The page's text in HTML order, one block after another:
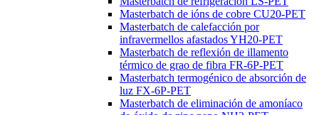
Masterbatch de ións de cobre CU20-PET
Masterbatch de calefacción por
infravermellos afastados YH20-PET
Masterbatch de reflexión de illamento
térmico de grao de fibra FR-6P-PET
Masterbatch termogénico de absorción de
luz FX-6P-PET
Masterbatch de eliminación de amoníaco